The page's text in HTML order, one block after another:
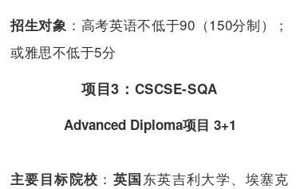
招生对象 ：高考英语不低于90（150分制）；
或雅思不低于5分
项目3： CSCSE-SQA
Advanced Diploma项目 3+1
主要目标院校 ： 英国东英吉利大学、埃塞克